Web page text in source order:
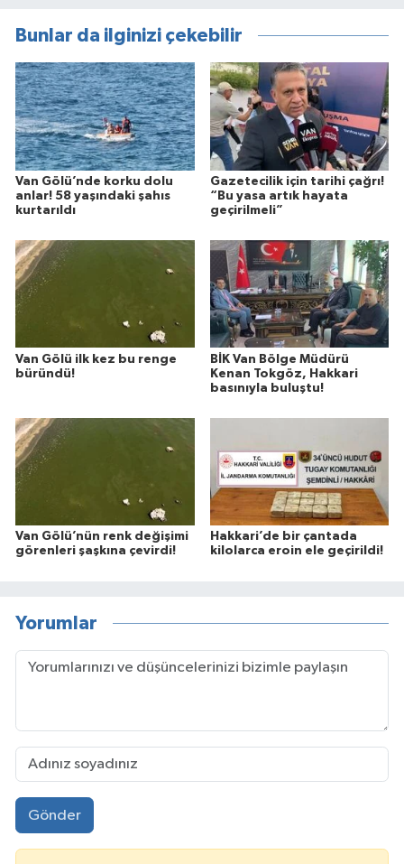
Bunlar da ilginizi çekebilir
Van Gölü’nde korku dolu
anlar! 58 yaşındaki şahıs
kurtarıldı
Gazetecilik için tarihi çağrı!
“Bu yasa artık hayata
geçirilmeli”
Van Gölü ilk kez bu renge
büründü!
BİK Van Bölge Müdürü
Kenan Tokgöz, Hakkari
basınıyla buluştu!
Van Gölü’nün renk değişimi
görenleri şaşkına çevirdi!
Hakkari’de bir çantada
kilolarca eroin ele geçirildi!
Yorumlar
Gönder